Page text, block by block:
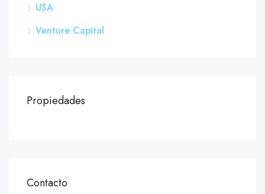
USA
Venture Capital
Propiedades
Contacto